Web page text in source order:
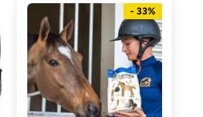
- 33%